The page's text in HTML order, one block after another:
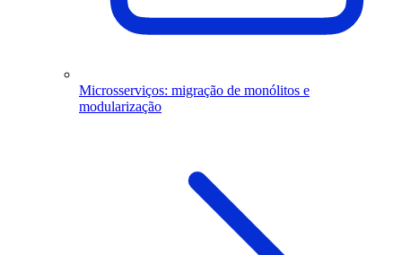
Microsserviços: migração de monólitos e
modularização